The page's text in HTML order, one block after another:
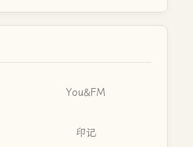
You&FM
印记